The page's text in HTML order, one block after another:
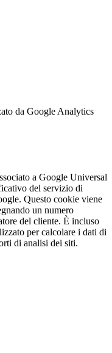
da Google Analytics
a Google Universal
del servizio di
Questo cookie viene
un numero
del cliente. È incluso
per calcolare i dati di
di analisi dei siti.